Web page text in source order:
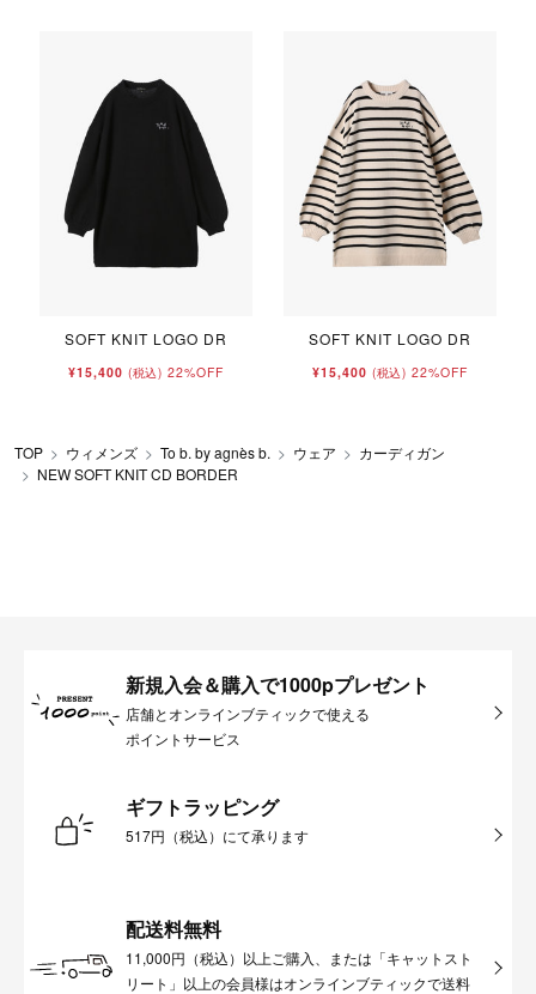
SOFT KNIT LOGO DR
¥15,400 (税込) 22%OFF
SOFT KNIT LOGO DR
¥15,400 (税込) 22%OFF
TOP ウィメンズ To b. by agnès b. ウェア
カーディガン
NEW SOFT KNIT CD BORDER
新規入会＆購入で1000pプレゼント
店舗とオンラインブティックで使える
ポイントサービス
ギフトラッピング
517円（税込）にて承ります
配送料無料
11,000円（税込）以上ご購入、または「キャットスト
リート」以上の会員様はオンラインブティックで送料